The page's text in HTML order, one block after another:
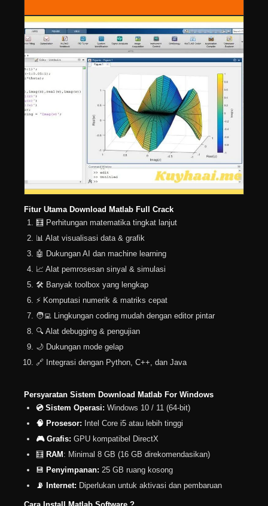
Fitur Utama Download Matlab Full Crack
🧮 Perhitungan matematika tingkat lanjut
📊 Alat visualisasi data & grafik
🤖 Dukungan AI dan machine learning
📈 Alat pemrosesan sinyal & simulasi
🛠️ Banyak toolbox yang lengkap
⚡ Komputasi numerik & matriks cepat
🧑‍💻 Lingkungan coding mudah dengan editor pintar
🔍 Alat debugging & pengujian
🌙 Dukungan mode gelap
🔗 Integrasi dengan Python, C++, dan Java
Persyaratan Sistem Download Matlab For Windows
💿 Sistem Operasi: Windows 10 / 11 (64-bit)
🧠 Prosesor: Intel Core i5 atau lebih tinggi
🎮 Grafis: GPU kompatibel DirectX
🧮 RAM : Minimal 8 GB (16 GB direkomendasikan)
💾 Penyimpanan: 25 GB ruang kosong
📡 Internet: Diperlukan untuk aktivasi dan pembaruan